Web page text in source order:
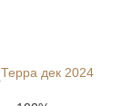
Терра дек 2024